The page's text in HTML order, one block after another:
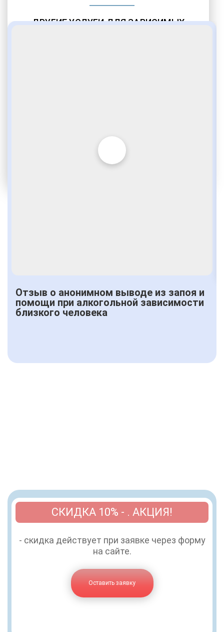
ДРУГИЕ УСЛУГИ ДЛЯ ЗАВИСИМЫХ
Отзыв о анонимном выводе из запоя и
помощи при алкогольной зависимости
близкого человека
СКИДКА 10% - . АКЦИЯ!
- скидка действует при заявке через форму
на сайте.
Оставить заявку